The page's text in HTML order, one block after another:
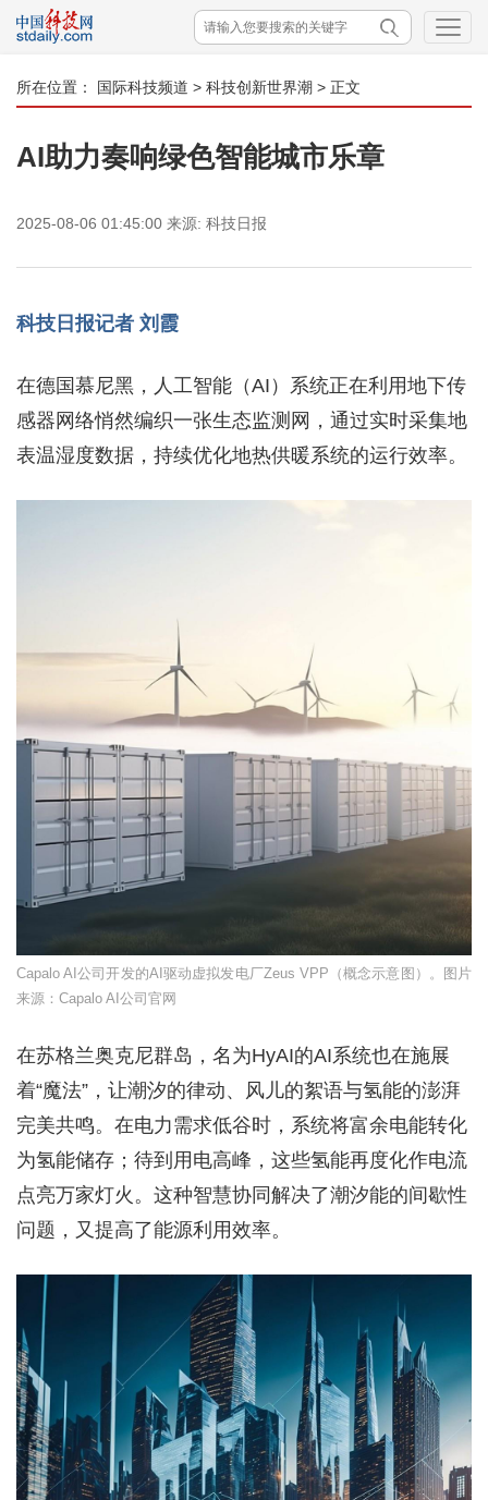
所在位置： 国际科技频道 > 科技创新世界潮 > 正文
AI助力奏响绿色智能城市乐章
2025-08-06 01:45:00 来源: 科技日报
科技日报记者 刘霞
在德国慕尼黑，人工智能（AI）系统正在利用地下传
感器网络悄然编织一张生态监测网，通过实时采集地
表温湿度数据，持续优化地热供暖系统的运行效率。
Capalo AI公司开发的AI驱动虚拟发电厂Zeus VPP（概念示意图）。图片
来源：Capalo AI公司官网
在苏格兰奥克尼群岛，名为HyAI的AI系统也在施展
着“魔法”，让潮汐的律动、风儿的絮语与氢能的澎湃
完美共鸣。在电力需求低谷时，系统将富余电能转化
为氢能储存；待到用电高峰，这些氢能再度化作电流
点亮万家灯火。这种智慧协同解决了潮汐能的间歇性
问题，又提高了能源利用效率。